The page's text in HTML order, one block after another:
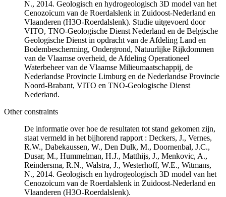
N., 2014. Geologisch en hydrogeologisch 3D model van het
Cenozoïcum van de Roerdalslenk in Zuidoost-Nederland en
Vlaanderen (H3O-Roerdalslenk). Studie uitgevoerd door
VITO, TNO-Geologische Dienst Nederland en de Belgische
Geologische Dienst in opdracht van de Afdeling Land en
Bodembescherming, Ondergrond, Natuurlijke Rijkdommen
van de Vlaamse overheid, de Afdeling Operationeel
Waterbeheer van de Vlaamse Milieumaatschappij, de
Nederlandse Provincie Limburg en de Nederlandse Provincie
Noord-Brabant, VITO en TNO-Geologische Dienst
Nederland.
Other constraints
De informatie over hoe de resultaten tot stand gekomen zijn,
staat vermeld in het bijhorend rapport : Deckers, J., Vernes,
R.W., Dabekaussen, W., Den Dulk, M., Doornenbal, J.C.,
Dusar, M., Hummelman, H.J., Matthijs, J., Menkovic, A.,
Reindersma, R.N., Walstra, J., Westerhoff, W.E., Witmans,
N., 2014. Geologisch en hydrogeologisch 3D model van het
Cenozoïcum van de Roerdalslenk in Zuidoost-Nederland en
Vlaanderen (H3O-Roerdalslenk).